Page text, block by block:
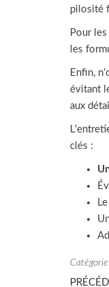
pilosité
Pour
les
Enfin,
évitant
aux
clés :
Le
Catégorie
Article